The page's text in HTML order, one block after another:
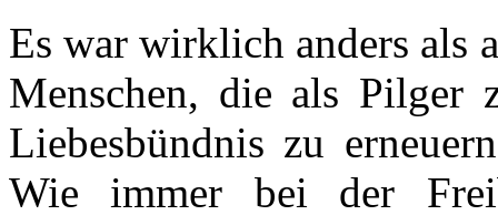
Es war wirklich anders als
Menschen, die als Pilger
Liebesbündnis zu
Wie immer bei der